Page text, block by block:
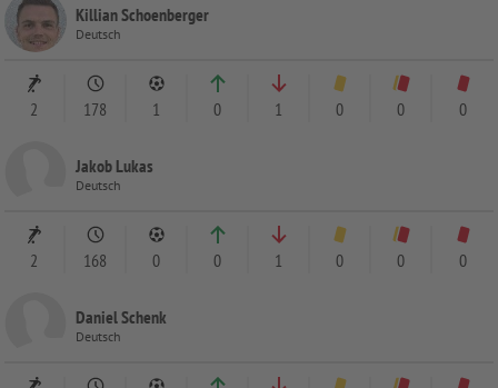
Killian Schoenberger
Deutsch
2 178 1 0 1 0 0 0
Jakob Lukas
Deutsch
2 168 0 0 1 0 0 0
Daniel Schenk
Deutsch